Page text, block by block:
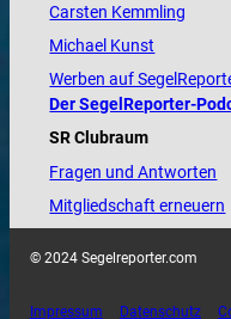
Carsten Kemmling
Michael Kunst
Werben auf
Der SegelReporter-
SR Clubraum
Fragen und Antworten
Mitgliedschaft erneuern
© 2024 Segelreporter.com
Impressum Datenschutz